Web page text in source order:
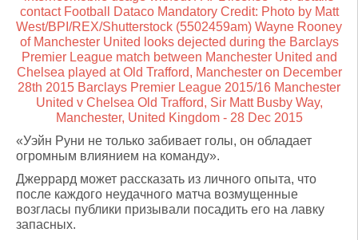
«Уэйн Руни не только забивает голы, он обладает
огромным влиянием на команду».
Джеррард может рассказать из личного опыта, что
после каждого неудачного матча возмущенные
возгласы публики призывали посадить его на лавку
запасных.